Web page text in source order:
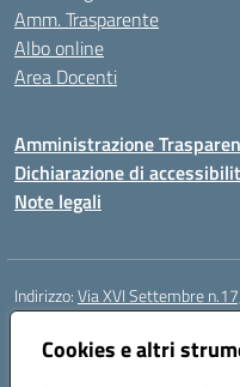
Cookies e altri
Amm. Trasparente
Albo online
Area Docenti
Amministrazione
Dichiarazione di
Note legali
Indirizzo:Via XVI Settembre
Centralino:
Posta elettronica certificata